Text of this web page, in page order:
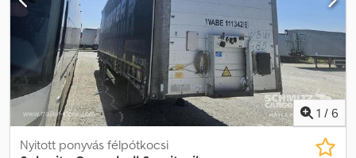
Vámzárak. Cjdpfozbvq Hjx Aftjrf
1 / 6
Nyitott ponyvás félpótkocsi